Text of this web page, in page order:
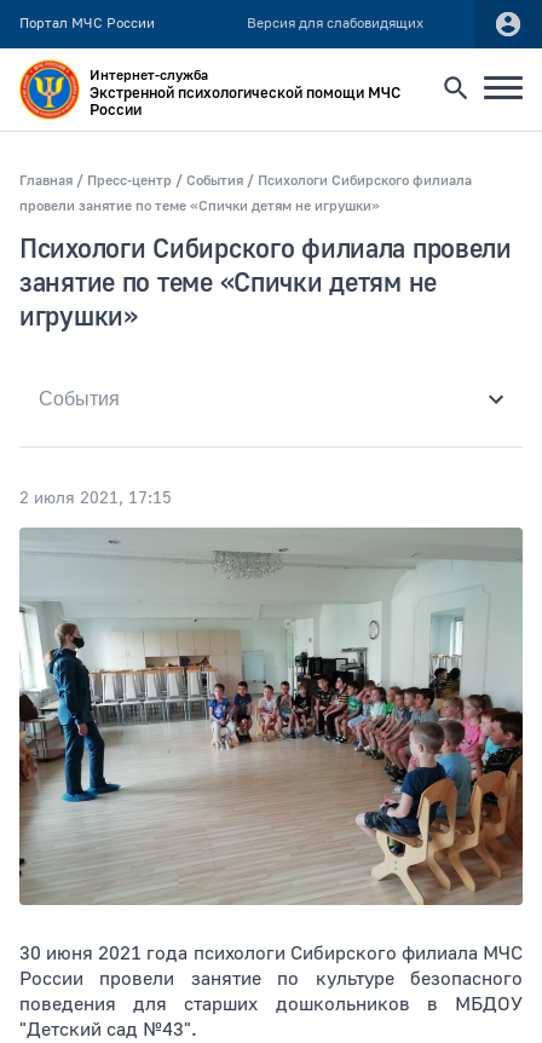
Портал МЧС России Версия для слабовидящих
Искать по:
всей фразе
Публикация не ранее
Публикация не позднее
Тип раздела
Сортировать по
Интернет-служба
Экстренной психологической помощи МЧС
России
Главная Пресс-центр События
Психологи Сибирского филиала
провели занятие по теме «Спички детям не игрушки»
2 июля 2021, 17:15
30 июня 2021 года психологи Сибирского филиала МЧС
России провели занятие по культуре безопасного
поведения для старших дошкольников в МБДОУ
"Детский сад №43".
Психологи Сибирского филиала провели
занятие по теме «Спички детям не
игрушки»